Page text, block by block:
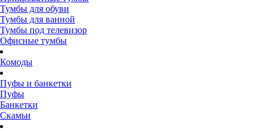
Тумбы для обуви
Тумбы для ванной
Тумбы под телевизор
Офисные тумбы
Комоды
Пуфы и банкетки
Пуфы
Банкетки
Скамьи